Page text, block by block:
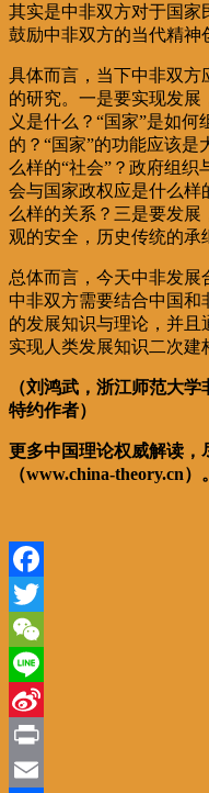
其实是中非双方对于国家
鼓励中非双方的当代精神
具体而言，当下中非双方
的研究。一是要实现发展
义是什么？“国家”是如
的？“国家”的功能应该
么样的“社会”？政府组织
会与国家政权应是什么样
么样的关系？三是要发展
观的安全，历史传统的承
总体而言，今天中非发展
中非双方需要结合中国和
的发展知识与理论，并且
实现人类发展知识二次建
（刘鸿武，浙江师范大
特约作者）
更多中国理论权威解读
（www.china-theory.cn）。
Facebook
Twitter
WeChat
Line
Sina
Weibo
Print